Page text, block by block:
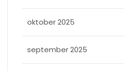
oktober 2025
september 2025